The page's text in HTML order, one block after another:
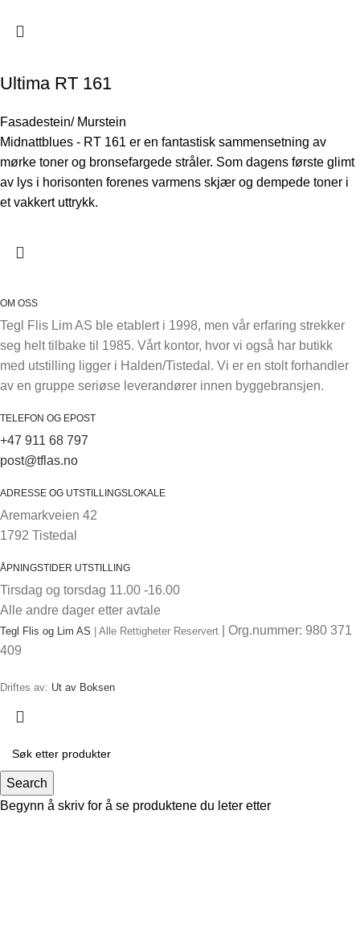
Ultima RT 161
Fasadestein/ Murstein
Midnattblues - RT 161 er en fantastisk sammensetning av
mørke toner og bronsefargede stråler. Som dagens første glimt
av lys i horisonten forenes varmens skjær og dempede toner i
et vakkert uttrykk.
OM OSS
Tegl Flis Lim AS ble etablert i 1998, men vår erfaring strekker
seg helt tilbake til 1985. Vårt kontor, hvor vi også har butikk
med utstilling ligger i Halden/Tistedal. Vi er en stolt forhandler
av en gruppe seriøse leverandører innen byggebransjen.
TELEFON OG EPOST
+47 911 68 797
post@tflas.no
ADRESSE OG UTSTILLINGSLOKALE
Aremarkveien 42
1792 Tistedal
ÅPNINGSTIDER UTSTILLING
Tirsdag og torsdag 11.00 -16.00
Alle andre dager etter avtale
Tegl Flis og Lim AS | Alle Rettigheter Reservert | Org.nummer: 980 371
409
Driftes av: Ut av Boksen
Search
Begynn å skriv for å se produktene du leter etter